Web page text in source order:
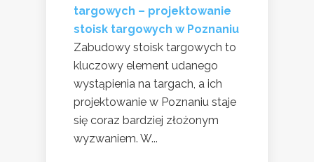
targowych – projektowanie
stoisk targowych w Poznaniu
Zabudowy stoisk targowych to
kluczowy element udanego
wystąpienia na targach, a ich
projektowanie w Poznaniu staje
się coraz bardziej złożonym
wyzwaniem. W...